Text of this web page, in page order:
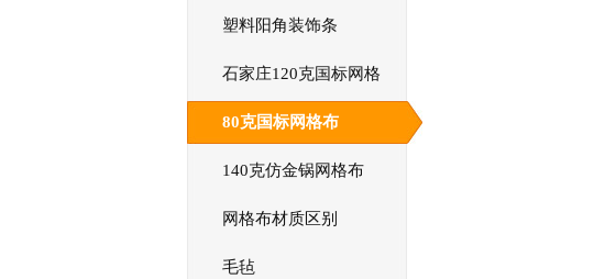
塑料阳角装饰条
石家庄120克国标网格
布
80克国标网格布
140克仿金锅网格布
网格布材质区别
毛毡